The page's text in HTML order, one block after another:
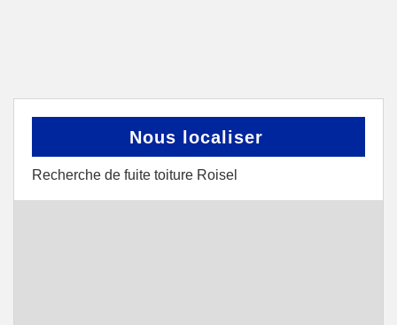
Nous localiser
Recherche de fuite toiture Roisel